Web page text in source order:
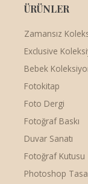
ÜRÜNLER
Zamansız
Exclusive
Bebek
Fotokitap
Foto Dergi
Fotoğraf Baskı
Duvar Sanatı
Fotoğraf Kutusu
Photoshop